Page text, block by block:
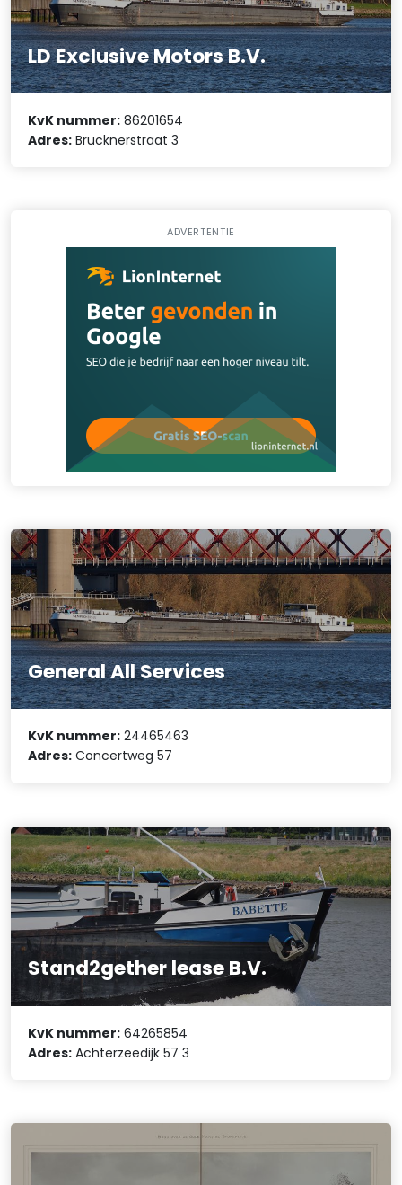
LD Exclusive Motors B.V.
KvK nummer: 86201654
Adres: Brucknerstraat 3
ADVERTENTIE
General All Services
KvK nummer: 24465463
Adres: Concertweg 57
Stand2gether lease B.V.
KvK nummer: 64265854
Adres: Achterzeedijk 57 3